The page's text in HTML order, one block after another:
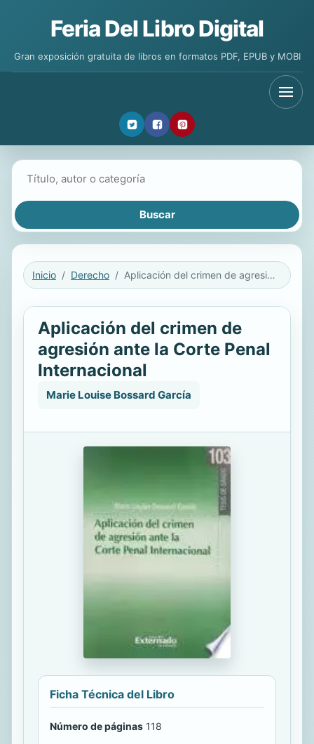
Feria Del Libro Digital
Gran exposición gratuita de libros en formatos PDF, EPUB y MOBI
Inicio Derecho Aplicación del crimen de agresión ante la Corte Penal Internacional
Aplicación del crimen de
agresión ante la Corte Penal
Internacional
Marie Louise Bossard García
Ficha Técnica del Libro
Número de páginas 118